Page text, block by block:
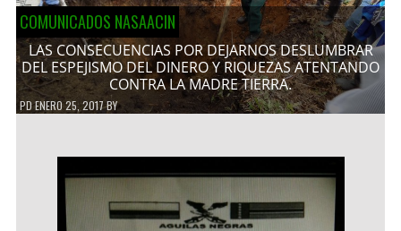
COMUNICADOS NASAACIN
LAS CONSECUENCIAS POR DEJARNOS DESLUMBRAR
DEL ESPEJISMO DEL DINERO Y RIQUEZAS ATENTANDO
CONTRA LA MADRE TIERRA.
PDENERO 25, 2017BY